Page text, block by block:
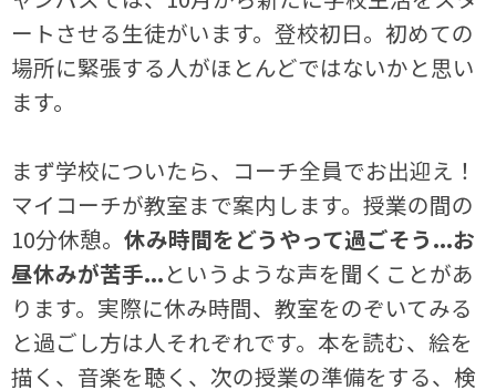
ートさせる生徒がいます。登校初日。初めての
場所に緊張する人がほとんどではないかと思い
ます。
まず学校についたら、コーチ全員でお出迎え！
マイコーチが教室まで案内します。授業の間の
10分休憩。休み時間をどうやって過ごそう...お
昼休みが苦手...というような声を聞くことがあ
ります。実際に休み時間、教室をのぞいてみる
と過ごし方は人それぞれです。本を読む、絵を
描く、音楽を聴く、次の授業の準備をする、検